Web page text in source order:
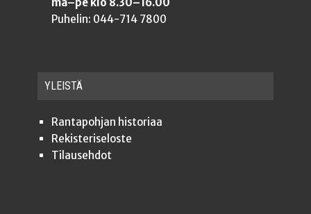
Puhelin: 044-714 7800
YLEISTÄ
Ran­ta­poh­jan historiaa
Rekis­te­ri­se­los­te
Tilauseh­dot